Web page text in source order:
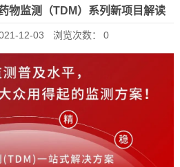
物监测（TDM）系列新项目解读
12-03 浏览次数： 0